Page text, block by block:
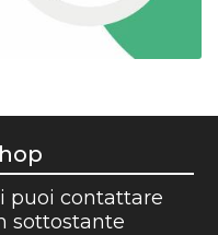
puoi contattare
sottostante